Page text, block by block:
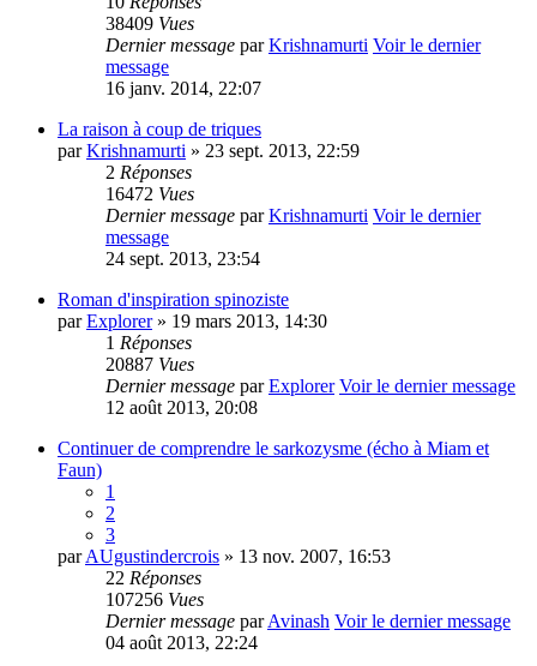
38409 Vues
Dernier message parKrishnamurti Voir le dernier
message
16 janv. 2014, 22:07
La raison à coup de triques
parKrishnamurti » 23 sept. 2013, 22:59
2 Réponses
16472 Vues
Dernier message parKrishnamurti Voir le dernier
message
24 sept. 2013, 23:54
Roman d'inspiration spinoziste
parExplorer» 19 mars 2013, 14:30
1 Réponses
20887 Vues
Dernier message parExplorer Voir le dernier message
12 août 2013, 20:08
Continuer de comprendre le sarkozysme (écho à Miam et
Faun)
1
2
3
parAUgustindercrois » 13 nov. 2007, 16:53
22 Réponses
107256 Vues
Dernier message parAvinash Voir le dernier message
04 août 2013, 22:24